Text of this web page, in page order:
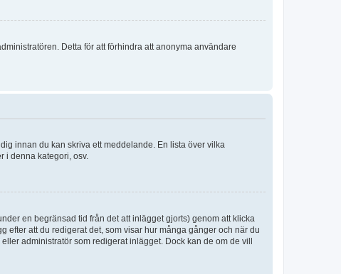
Detta för att förhindra att anonyma användare
innan du kan skriva ett meddelande. En lista över vilka
i denna kategori, osv.
en begränsad tid från det att inlägget gjorts) genom att klicka
efter att du redigerat det, som visar hur många gånger och när du
administratör som redigerat inlägget. Dock kan de om de vill